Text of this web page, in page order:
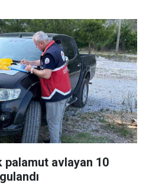
palamut avlayan 10